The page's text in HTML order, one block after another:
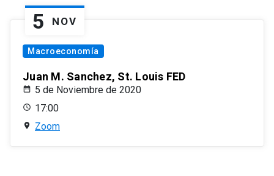
5 NOV
Macroeconomía
Juan M. Sanchez, St. Louis FED
5 de Noviembre de 2020
17:00
Zoom